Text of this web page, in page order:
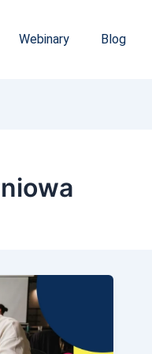
Webinary Blog